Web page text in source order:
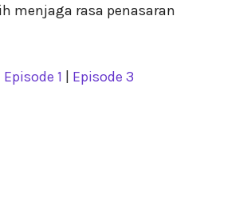
menjaga rasa penasaran
Episode 1 Episode 3